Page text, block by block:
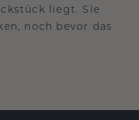
liegt. Sie
noch bevor das